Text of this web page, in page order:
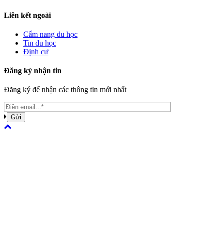
Liên kết ngoài
Cẩm nang du học
Tin du học
Định cư
Đăng ký nhận tin
Đăng ký để nhận các thông tin mới nhất